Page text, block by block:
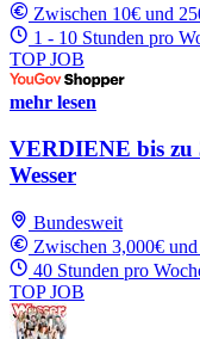
Zwischen 10€ und
1 - 10 Stunden pro
TOP JOB
mehr lesen
VERDIENE bis zu
Wesser
Bundesweit
Zwischen 3,000€
40 Stunden pro
TOP JOB